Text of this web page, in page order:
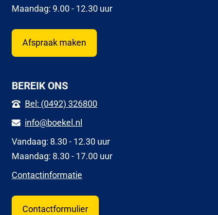
Maandag: 9.00 - 12.30 uur
Afspraak maken
BEREIK ONS
Bel: (0492) 326800
info@boekel.nl
Vandaag: 8.30 - 12.30 uur
Maandag: 8.30 - 17.00 uur
Contactinformatie
Contactformulier